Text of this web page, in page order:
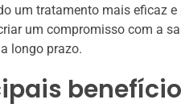
um tratamento mais eficaz
um compromisso com a
longo prazo.